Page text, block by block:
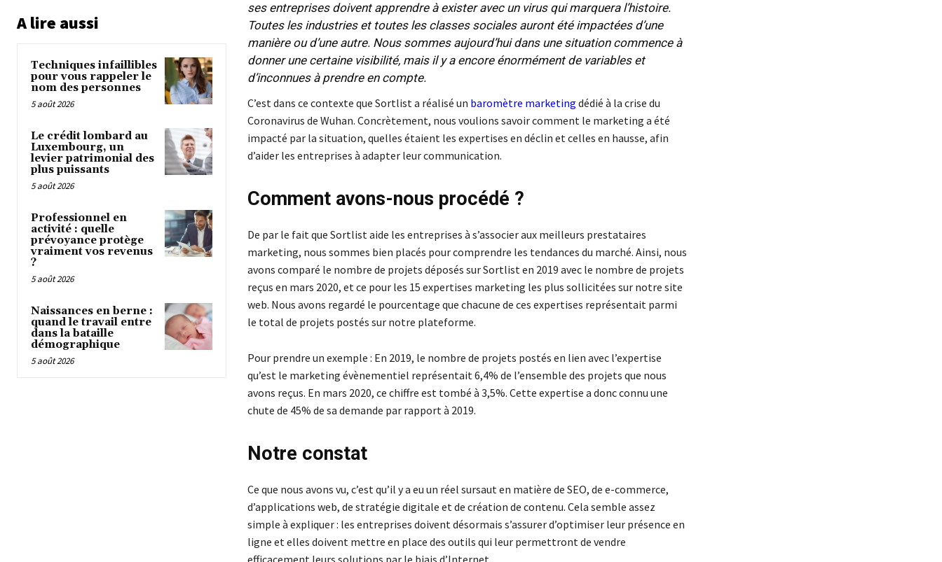
A lire aussi
Techniques infaillibles
pour vous rappeler le
nom des personnes
5 août 2026
Le crédit lombard au
Luxembourg, un
levier patrimonial des
plus puissants
5 août 2026
Professionnel en
activité : quelle
prévoyance protège
vraiment vos revenus
?
5 août 2026
Naissances en berne :
quand le travail entre
dans la bataille
démographique
5 août 2026
ses entreprises doivent apprendre à exister avec un virus qui marquera l’histoire.
Toutes les industries et toutes les classes sociales auront été impactées d’une
manière ou d’une autre. Nous sommes aujourd’hui dans une situation commence à
donner une certaine visibilité, mais il y a encore énormément de variables et
d’inconnues à prendre en compte.
C’est dans ce contexte que Sortlist a réalisé un baromètre marketing dédié à la crise du
Coronavirus de Wuhan. Concrètement, nous voulions savoir comment le marketing a été
impacté par la situation, quelles étaient les expertises en déclin et celles en hausse, afin
d’aider les entreprises à adapter leur communication.
Comment avons-nous procédé ?
De par le fait que Sortlist aide les entreprises à s’associer aux meilleurs prestataires
marketing, nous sommes bien placés pour comprendre les tendances du marché. Ainsi, nous
avons comparé le nombre de projets déposés sur Sortlist en 2019 avec le nombre de projets
reçus en mars 2020, et ce pour les 15 expertises marketing les plus sollicitées sur notre site
web. Nous avons regardé le pourcentage que chacune de ces expertises représentait parmi
le total de projets postés sur notre plateforme.
Pour prendre un exemple : En 2019, le nombre de projets postés en lien avec l’expertise
qu’est le marketing évènementiel représentait 6,4% de l’ensemble des projets que nous
avons reçus. En mars 2020, ce chiffre est tombé à 3,5%. Cette expertise a donc connu une
chute de 45% de sa demande par rapport à 2019.
Notre constat
Ce que nous avons vu, c’est qu’il y a eu un réel sursaut en matière de SEO, de e-commerce,
d’applications web, de stratégie digitale et de création de contenu. Cela semble assez
simple à expliquer : les entreprises doivent désormais s’assurer d’optimiser leur présence en
ligne et elles doivent mettre en place des outils qui leur permettront de vendre